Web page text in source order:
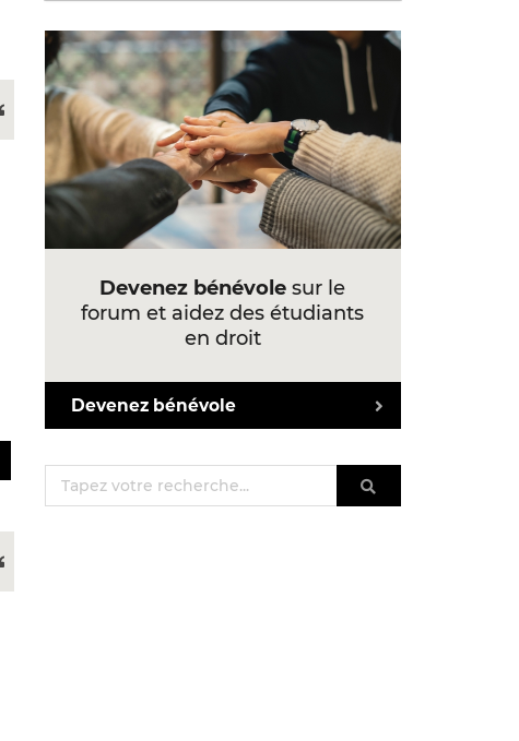
Devenez bénévole sur le
forum et aidez des étudiants
en droit
Devenez bénévole